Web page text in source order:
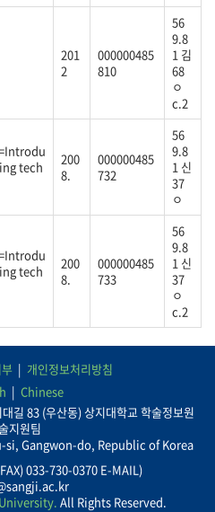
201
2
000000485
810
56
9.8
1 김
68
ㅇ
c.2
=Introdu
tech
200
8.
000000485
732
56
9.8
1 신
37
ㅇ
=Introdu
tech
200
8.
000000485
733
56
9.8
1 신
37
ㅇ
c.2
개인정보처리방침
Chinese
길 83 (우산동) 상지대학교 학술정보원
지원팀
si, Gangwon-do, Republic of Korea
033-730-0370 E-MAIL)
All Rights Reserved.